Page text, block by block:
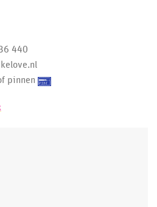
440
pinnen